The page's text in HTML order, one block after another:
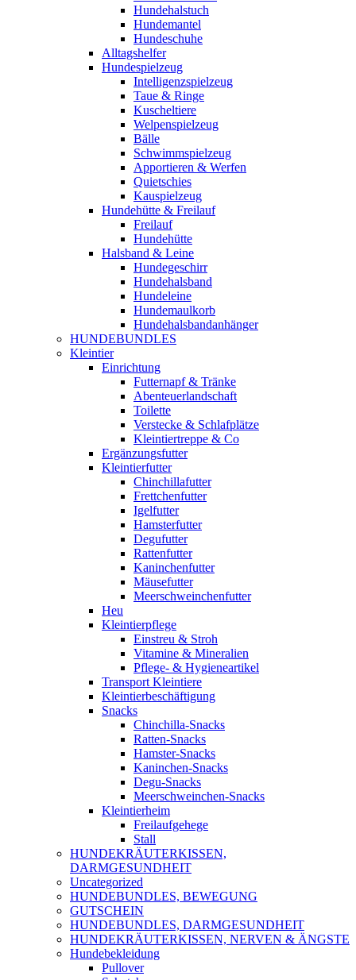
Hundehalstuch
Hundemantel
Hundeschuhe
Alltagshelfer
Hundespielzeug
Intelligenzspielzeug
Taue & Ringe
Kuscheltiere
Welpenspielzeug
Bälle
Schwimmspielzeug
Apportieren & Werfen
Quietschies
Kauspielzeug
Hundehütte & Freilauf
Freilauf
Hundehütte
Halsband & Leine
Hundegeschirr
Hundehalsband
Hundeleine
Hundemaulkorb
Hundehalsbandanhänger
HUNDEBUNDLES
Kleintier
Einrichtung
Futternapf & Tränke
Abenteuerlandschaft
Toilette
Verstecke & Schlafplätze
Kleintiertreppe & Co
Ergänzungsfutter
Kleintierfutter
Chinchillafutter
Frettchenfutter
Igelfutter
Hamsterfutter
Degufutter
Rattenfutter
Kaninchenfutter
Mäusefutter
Meerschweinchenfutter
Heu
Kleintierpflege
Einstreu & Stroh
Vitamine & Mineralien
Pflege- & Hygieneartikel
Transport Kleintiere
Kleintierbeschäftigung
Snacks
Chinchilla-Snacks
Ratten-Snacks
Hamster-Snacks
Kaninchen-Snacks
Degu-Snacks
Meerschweinchen-Snacks
Kleintierheim
Freilaufgehege
Stall
HUNDEKRÄUTERKISSEN,
DARMGESUNDHEIT
Uncategorized
HUNDEBUNDLES, BEWEGUNG
GUTSCHEIN
HUNDEBUNDLES, DARMGESUNDHEIT
HUNDEKRÄUTERKISSEN, NERVEN & ÄNGSTE
Hundebekleidung
Pullover